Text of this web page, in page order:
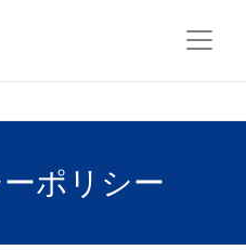
ポリシー